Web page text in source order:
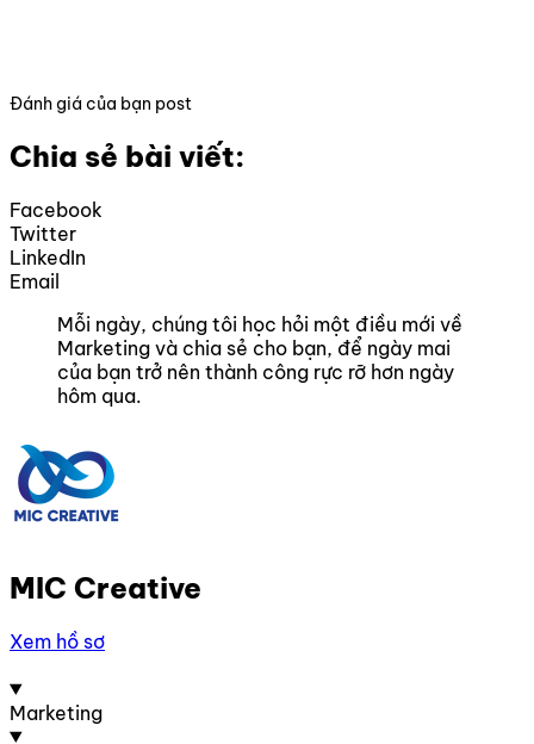
Đánh giá của bạn post
Chia sẻ bài viết:
Facebook
Twitter
LinkedIn
Email
Mỗi ngày, chúng tôi học hỏi một điều mới về
Marketing và chia sẻ cho bạn, để ngày mai
của bạn trở nên thành công rực rỡ hơn ngày
hôm qua.
MIC Creative
Xem hồ sơ
Marketing